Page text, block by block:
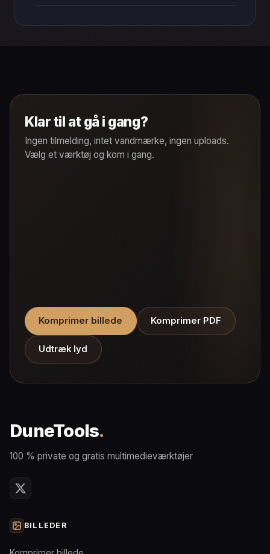
Klar til at gå i gang?
Ingen tilmelding, intet vandmærke, ingen uploads.
Vælg et værktøj og kom i gang.
Komprimer billede Komprimer PDF
Udtræk lyd
DuneTools.
100 % private og gratis multimedieværktøjer
BILLEDER